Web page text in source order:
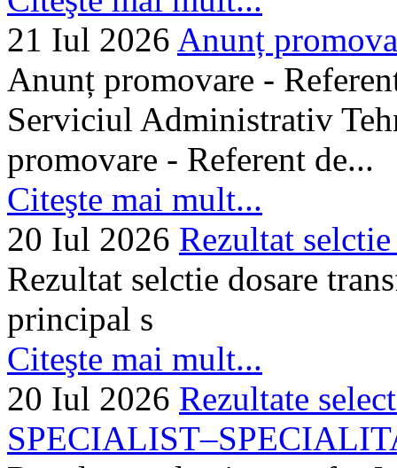
21 Iul 2026 Anunț
Anunț promovare -
Serviciul Administrativ
promovare - Referent de...
Citeşte mai mult...
20 Iul 2026 Rezultat
Rezultat selctie dosare
principal s
Citeşte mai mult...
20 Iul 2026 Rezultate